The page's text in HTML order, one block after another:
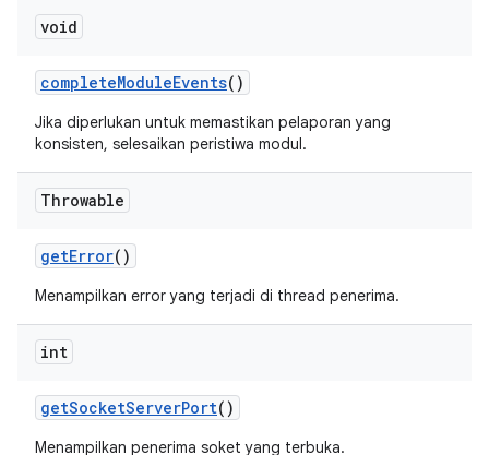
void
completeModuleEvents()
Jika diperlukan untuk memastikan pelaporan yang
konsisten, selesaikan peristiwa modul.
Throwable
getError()
Menampilkan error yang terjadi di thread penerima.
int
getSocketServerPort()
Menampilkan penerima soket yang terbuka.